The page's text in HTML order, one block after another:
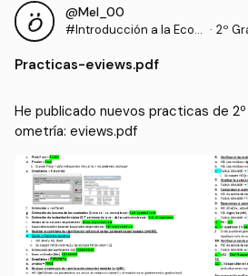
@Mel_00
#Introducción a la Econ · 2º
Practicas-eviews.pdf
He publicado nuevos practicas de
ometría: eviews.pdf